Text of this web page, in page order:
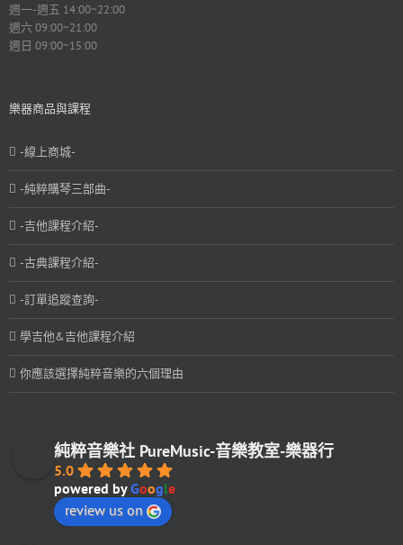
週一-週五 14:00~22:00
週六 09:00~21:00
週日 09:00~15:00
樂器商品與課程
-線上商城-
-純粹購琴三部曲-
-吉他課程介紹-
-古典課程介紹-
-訂單追蹤查詢-
學吉他&吉他課程介紹
你應該選擇純粹音樂的六個理由
純粹音樂社 PureMusic-音樂教室-樂器行
5.0
powered byGoogle
review us on